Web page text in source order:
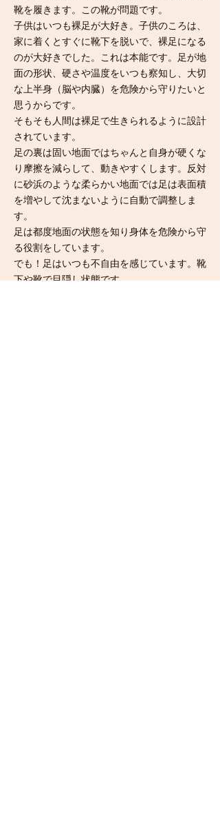
靴を履きます。この靴が問題です。
子供はいつも裸足が大好き。子供のころは、
家に着くとすぐに靴下を脱いで、裸足になる
のが大好きでした。これは本能です。足が地
面の形状、硬さや温度をいつも察知し、大切
な上半身（脳や内臓）を危険から守りたいと
思うからです。
そもそも人間は裸足で生きられるように設計
されています。
足の裏は固い地面ではちゃんと自身が硬くな
り摩擦を減らして、動きやすくします。反対
に砂浜のような柔らかい地面では足は表面積
を増やして沈まないように自動で調整しま
す。
足は都度地面の状態を知り身体を危険から守
る役割をしています。
​でも！足はいつも不自由を感じています。靴
下や靴で目隠し状態です。